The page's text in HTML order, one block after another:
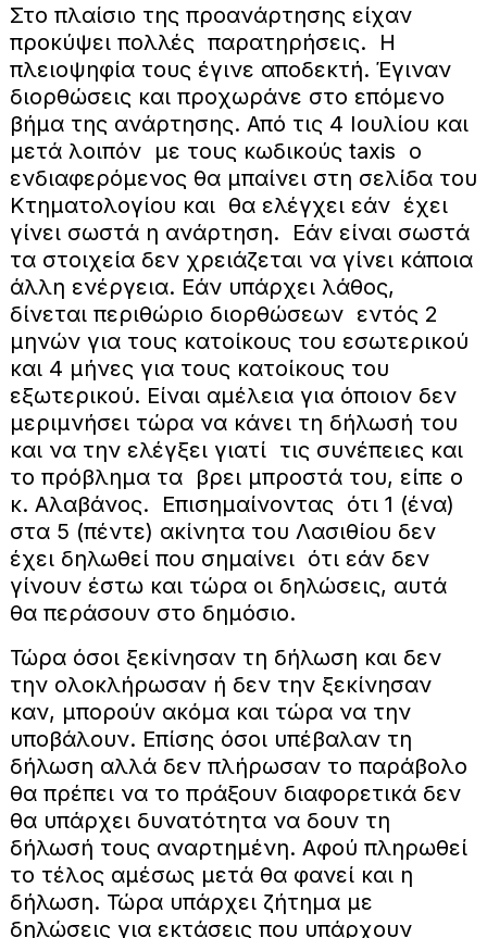
Στο πλαίσιο της προανάρτησης είχαν
προκύψει πολλές παρατηρήσεις. Η
πλειοψηφία τους έγινε αποδεκτή. Έγιναν
διορθώσεις και προχωράνε στο επόμενο
βήμα της ανάρτησης. Από τις 4 Ιουλίου και
μετά λοιπόν με τους κωδικούς taxis ο
ενδιαφερόμενος θα μπαίνει στη σελίδα του
Κτηματολογίου και θα ελέγχει εάν έχει
γίνει σωστά η ανάρτηση. Εάν είναι σωστά
τα στοιχεία δεν χρειάζεται να γίνει κάποια
άλλη ενέργεια. Εάν υπάρχει λάθος,
δίνεται περιθώριο διορθώσεων εντός 2
μηνών για τους κατοίκους του εσωτερικού
και 4 μήνες για τους κατοίκους του
εξωτερικού. Είναι αμέλεια για όποιον δεν
μεριμνήσει τώρα να κάνει τη δήλωσή του
και να την ελέγξει γιατί τις συνέπειες και
το πρόβλημα τα βρει μπροστά του, είπε ο
κ. Αλαβάνος. Επισημαίνοντας ότι 1 (ένα)
στα 5 (πέντε) ακίνητα του Λασιθίου δεν
έχει δηλωθεί που σημαίνει ότι εάν δεν
γίνουν έστω και τώρα οι δηλώσεις, αυτά
θα περάσουν στο δημόσιο.
Τώρα όσοι ξεκίνησαν τη δήλωση και δεν
την ολοκλήρωσαν ή δεν την ξεκίνησαν
καν, μπορούν ακόμα και τώρα να την
υποβάλουν. Επίσης όσοι υπέβαλαν τη
δήλωση αλλά δεν πλήρωσαν το παράβολο
θα πρέπει να το πράξουν διαφορετικά δεν
θα υπάρχει δυνατότητα να δουν τη
δήλωσή τους αναρτημένη. Αφού πληρωθεί
το τέλος αμέσως μετά θα φανεί και η
δήλωση. Τώρα υπάρχει ζήτημα με
δηλώσεις για εκτάσεις που υπάρχουν